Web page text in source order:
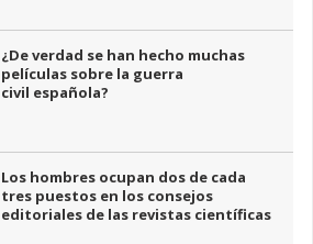
¿De verdad se han hecho muchas
películas sobre la guerra
civil española?
Los hombres ocupan dos de cada
tres puestos en los consejos
editoriales de las revistas científicas